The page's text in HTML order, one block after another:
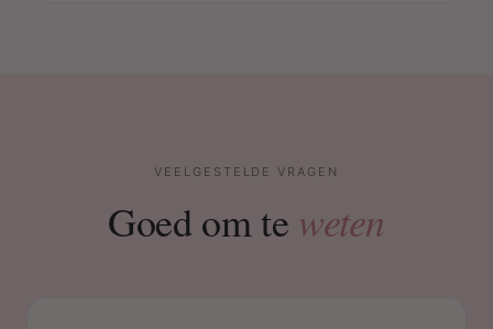
VEELGESTELDE VRAGEN
Goed om te weten